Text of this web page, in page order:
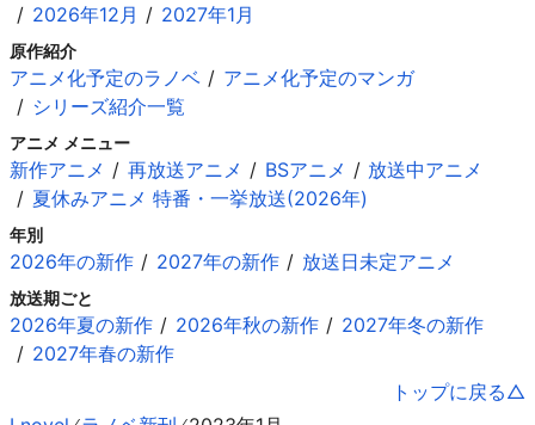
2026年12月
2027年1月
原作紹介
アニメ化予定のラノベ
アニメ化予定のマンガ
シリーズ紹介一覧
アニメ メニュー
新作アニメ 再放送アニメ BSアニメ
放送中アニメ
夏休みアニメ 特番・一挙放送(2026年)
年別
2026年の新作 2027年の新作 放送日未定アニメ
放送期ごと
2026年夏の新作 2026年秋の新作
2027年冬の新作
2027年春の新作
トップに戻る